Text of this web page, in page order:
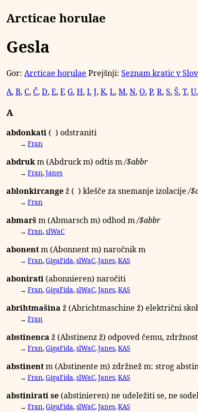
Arcticae horulae
Gesla
Gor:Arcticae horulae Prejšnji:Seznam kratic v
A,B, C, Č,D,E,F, G,H,I,J,K,L,M,N, O,P,R,S,Š,T,U
A
abdonkati ( ) odstraniti
→Fran
abdrukm (Abdruckm) odtism/$abbr
→Fran,Janes
ablonkircangež ( ) klešče za snemanje izolacije/
→Fran
abmaršm (Abmarschm) odhodm/$abbr
→Fran,slWaC
abonentm (Abonnentm) naročnikm
→Fran,GigaFida,slWaC,Janes,KAS
abonirati (abonnieren) naročiti
→Fran,GigaFida,slWaC,Janes,KAS
abrihtmašina ž (Abrichtmaschinež) električni
→Fran
abstinenca ž (Abstinenzž) odpoved čemu,
→Fran,GigaFida,slWaC,Janes,KAS
abstinentm (Abstinentem) zdržnežm: strog
→Fran,GigaFida,slWaC,Janes,KAS
abstinirati se (abstinieren) ne udeležiti se, ne
→Fran,GigaFida,slWaC,Janes,KAS